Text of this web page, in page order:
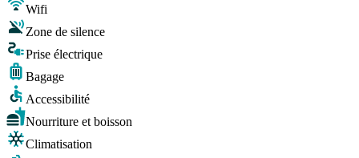
Wifi
Zone de silence
Prise électrique
Bagage
Accessibilité
Nourriture et boisson
Climatisation